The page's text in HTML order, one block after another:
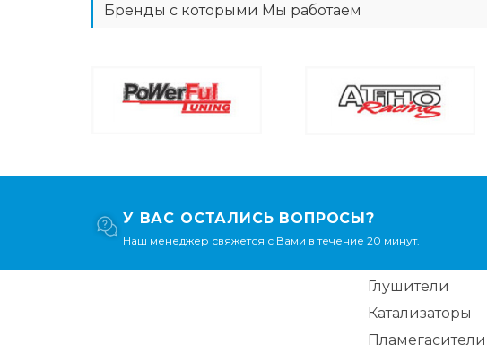
Бренды с которыми Мы работаем
У ВАС ОСТАЛИСЬ ВОПРОСЫ?
Наш менеджер свяжется с Вами в течение 20 минут.
Глушители
Катализаторы
Пламегасители